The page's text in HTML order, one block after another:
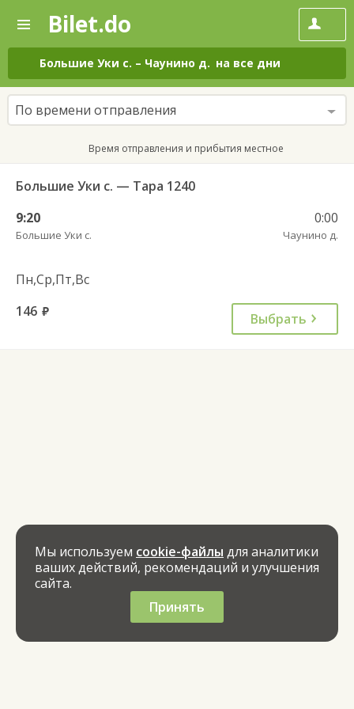
—
Поиск
и
покупка
билетов
на
автобус
онлайн
Bilet.do
Большие Уки с. – Чаунино д. на все дни
По времени отправления
Время отправления и прибытия местное
Большие Уки с. — Тара 1240
9:20
Большие Уки с.
0:00
Чаунино д.
Пн,Ср,Пт,Вс
146 руб. Выбрать
Мы используем cookie-файлы для аналитики
ваших действий, рекомендаций и улучшения
сайта.
Принять